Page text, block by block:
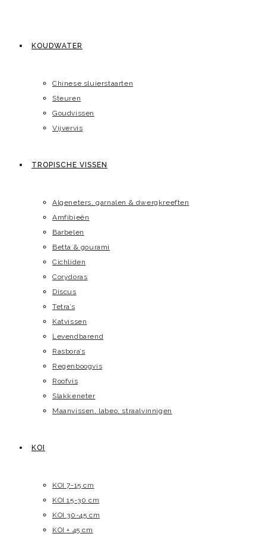
KOUDWATER
Chinese sluierstaarten
Steuren
Goudvissen
Vijvervis
TROPISCHE VISSEN
Algeneters, garnalen & dwergkreeften
Amfibieën
Barbelen
Betta & gourami
Cichliden
Corydoras
Discus
Tetra’s
Katvissen
Levendbarend
Rasbora’s
Regenboogvis
Roofvis
Slakkeneter
Maanvissen, labeo, straalvinnigen
KOI
KOI 7-15 cm
KOI 15-30 cm
KOI 30-45 cm
KOI + 45 cm